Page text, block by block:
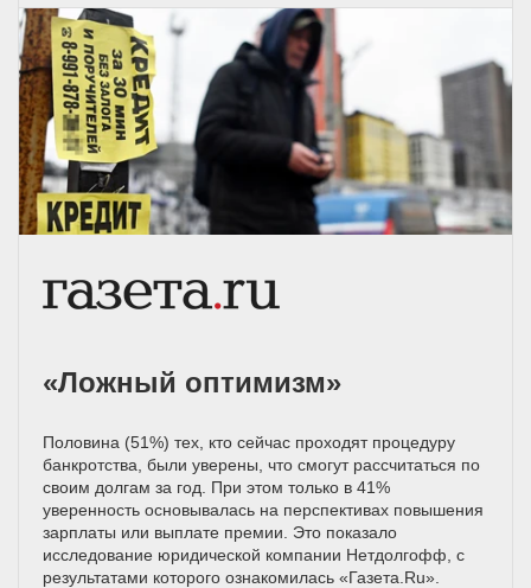
«Ложный оптимизм»
Половина (51%) тех, кто сейчас проходят процедуру
банкротства, были уверены, что смогут рассчитаться по
своим долгам за год. При этом только в 41%
уверенность основывалась на перспективах повышения
зарплаты или выплате премии. Это показало
исследование юридической компании Нетдолгофф, с
результатами которого ознакомилась «Газета.Ru».